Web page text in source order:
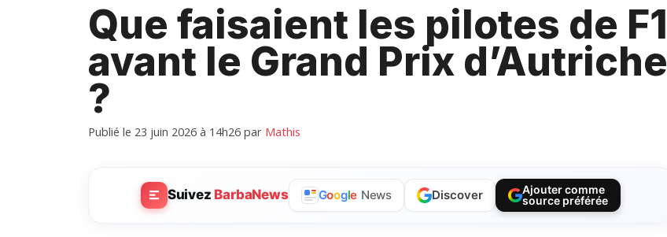
Que faisaient les pilotes de F1
avant le Grand Prix d’Autriche
?
Publié le 23 juin 2026 à 14h26 par Mathis
Suivez BarbaNews Google News Discover
Ajouter comme
source préférée